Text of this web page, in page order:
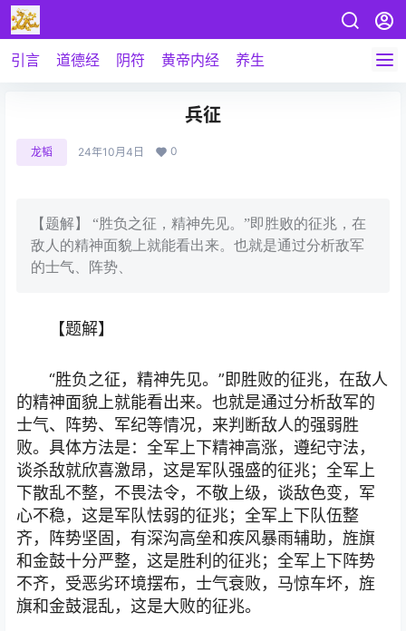
引言 道德经 阴符 黄帝内经 养生
兵征
龙韬 24年10月4日 0
【题解】 “胜负之征，精神先见。”即胜败的征兆，在
敌人的精神面貌上就能看出来。也就是通过分析敌军
的士气、阵势、
【题解】
“胜负之征，精神先见。”即胜败的征兆，在敌人
的精神面貌上就能看出来。也就是通过分析敌军的
士气、阵势、军纪等情况，来判断敌人的强弱胜
败。具体方法是：全军上下精神高涨，遵纪守法，
谈杀敌就欣喜激昂，这是军队强盛的征兆；全军上
下散乱不整，不畏法令，不敬上级，谈敌色变，军
心不稳，这是军队怯弱的征兆；全军上下队伍整
齐，阵势坚固，有深沟高垒和疾风暴雨辅助，旌旗
和金鼓十分严整，这是胜利的征兆；全军上下阵势
不齐，受恶劣环境摆布，士气衰败，马惊车坏，旌
旗和金鼓混乱，这是大败的征兆。